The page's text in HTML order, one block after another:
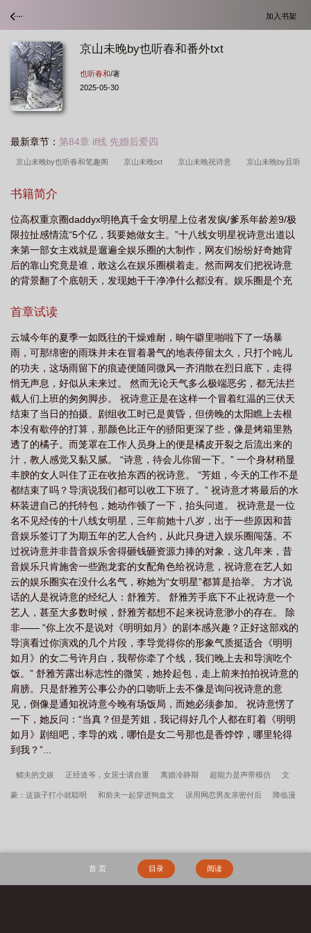
加入书架
京山未晚by也听春和番外txt
也听春和/著
2025-05-30
最新章节： 第84章 if线 先婚后爱四
京山未晚by也听春和笔趣阁 京山未晚txt 京山未晚祝诗意 京山未晚by且听
听春和 京山未晚大结局免费阅读
免费阅读 京山未晚by笔趣阁 京山未晚免费阅读笔趣阁 京山未晚by笔趣阁
免费阅读 京山未晚祝诗意谈惟瑾 京山未晚 笔趣阁 京山未晚TXT免
费 京山未晚by也听春和txt 京山未晚TXT 京山未晚笔趣阁最新章节 京
山未晚原著免费阅读 京山未晚番外百度 京山未晚讲的什么 京山未晚晋
也听春和 京山未晚番外 京山未晚祝诗意笔趣阁最新更新 京山未晚资
源 京山未晚也听春和免费阅读 京山未晚by也听春和番外txt 京山未晚txt百
度 京山未晚祝诗意谈维瑾 京山未晚番外篇最新章节更新 京山未晚祝笔趣
阁
书籍简介
位高权重京圈daddyx明艳真千金女明星上位者发疯/爹系年龄差9/极
限拉扯感情流“5个亿，我要她做女主。”十八线女明星祝诗意出道以
来第一部女主戏就是遛遍全娱乐圈的大制作，网友们纷纷好奇她背
后的靠山究竟是谁，敢这么在娱乐圈横着走。然而网友们把祝诗意
的背景翻了个底朝天，发现她干干净净什么都没有。娱乐圈是个充
背景的丑小鸭。还有人说她不自量力，妄图和当红女星抗衡。有一
采访的太子爷谈惟瑾面对镜头，眼皮都不曾抬一下，只冷冷地说：
“我的人你们也敢动。”圈里公子哥都知道谈惟瑾的地位，也明白谈惟
瑾那样的家世不可能让一个戏子进门。因此大家都觉得谈惟瑾对祝
诗意只是玩玩而已。直到。“祝诗意祝氏集团真千金”“网友也是你们
豪门play中的一环吗”“太子爷和真公主结婚了”热搜词条一个接一个
爆，服务器瞬间瘫痪。祝诗意不仅拿奖拿到手软，又是祝氏集团当
年抱错的真千金，传闻中的丑小鸭一朝变真公主，网友们惊掉下巴
嗑生嗑死。彼时的祝诗意坐在谈惟瑾腿上，她勾起谈惟瑾的下巴，
问：“不是说一时兴起，腻了就放手？”谈惟瑾捉住祝诗意的手握在自
己掌心，吻她：“腻不了，已经是你的人了。”小剧场：回归宴上祝诗
意又看见了谈惟瑾，她下意识就要换条路走，结果纤细的手腕被谈
惟瑾拽住，谈惟瑾将祝诗意抵在墙上。“跑什么？我还能吃了你不
成。”“让人撞见就不好了。”祝诗意勾住谈惟瑾的脖子，笑说。谈惟
瑾反手将人带进了花园死角。“那人也会这么对你么？以后不许再拍
这么亲密的戏。”“不听话的学生，是该被好好教育。”阅读指南：1、
年龄差9，双CHe，男主身心双洁。2、男主占有欲极强，还有点
疯，很土很狗血，女主团宠。3、娱乐圈占比少，主拉扯感清流。
首章试读
云城今年的夏季一如既往的干燥难耐，晌午噼里啪啦下了一场暴
雨，可那绵密的雨珠并未在冒着暑气的地表停留太久，只打个盹儿
的功夫，这场雨留下的痕迹便随同微风一齐消散在烈日底下，走得
悄无声息，好似从未来过。 然而无论天气多么极端恶劣，都无法拦
截人们上班的匆匆脚步。 祝诗意正是在这样一个冒着红温的三伏天
结束了当日的拍摄。剧组收工时已是黄昏，但傍晚的太阳瞧上去根
本没有歇停的打算，那颜色比正午的骄阳更深了些，像是烤箱里熟
透了的橘子。而笼罩在工作人员身上的便是橘皮开裂之后流出来的
汁，教人感觉又黏又腻。 “诗意，待会儿你留一下。” 一个身材稍显
丰腴的女人叫住了正在收拾东西的祝诗意。 “芳姐，今天的工作不是
都结束了吗？导演说我们都可以收工下班了。” 祝诗意才将最后的水
杯装进自己的托特包，她动作顿了一下，抬头问道。 祝诗意是一位
名不见经传的十八线女明星，三年前她十八岁，出于一些原因和昔
音娱乐签订了为期五年的艺人合约，从此只身进入娱乐圈闯荡。不
过祝诗意并非昔音娱乐舍得砸钱砸资源力捧的对象，这几年来，昔
音娱乐只肯施舍一些跑龙套的女配角色给祝诗意，祝诗意在艺人如
云的娱乐圈实在没什么名气，称她为“女明星”都算是抬举。 方才说
话的人是祝诗意的经纪人：舒雅芳。 舒雅芳手底下不止祝诗意一个
艺人，甚至大多数时候，舒雅芳都想不起来祝诗意渺小的存在。 除
非—— “你上次不是说对《明明如月》的剧本感兴趣？正好这部戏的
导演看过你演戏的几个片段，李导觉得你的形象气质挺适合《明明
如月》的女二号许月白，我帮你牵了个线，我们晚上去和导演吃个
饭。” 舒雅芳露出标志性的微笑，她拎起包，走上前来拍拍祝诗意的
肩膀。只是舒雅芳公事公办的口吻听上去不像是询问祝诗意的意
见，倒像是通知祝诗意今晚有场饭局，而她必须参加。 祝诗意愣了
一下，她反问：“当真？但是芳姐，我记得好几个人都在盯着《明明
如月》剧组吧，李导的戏，哪怕是女二号那也是香饽饽，哪里轮得
到我？”...
鳏夫的文娱 正经道爷，女居士请自重 离婚冷静期 超能力是声带模仿 文
豪：这孩子打小就聪明 和前夫一起穿进狗血文 误用网恋男友亲密付后 降临漫
提前穿越，饲养幼年妖女 大荒经
首 页 目录 阅读